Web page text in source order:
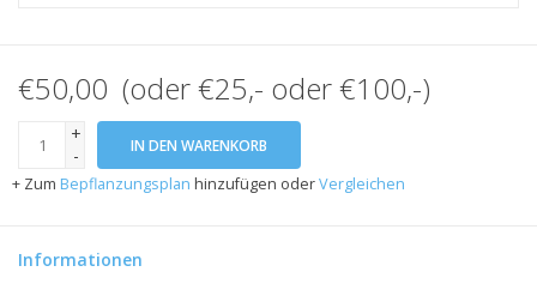
€50,00 (oder €25,- oder €100,-)
+
-
IN DEN WARENKORB
+ Zum Bepflanzungsplan hinzufügen oderVergleichen
Informationen